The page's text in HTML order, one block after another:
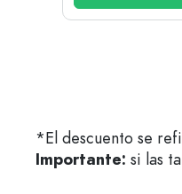
*El descuento se
Importante: si las